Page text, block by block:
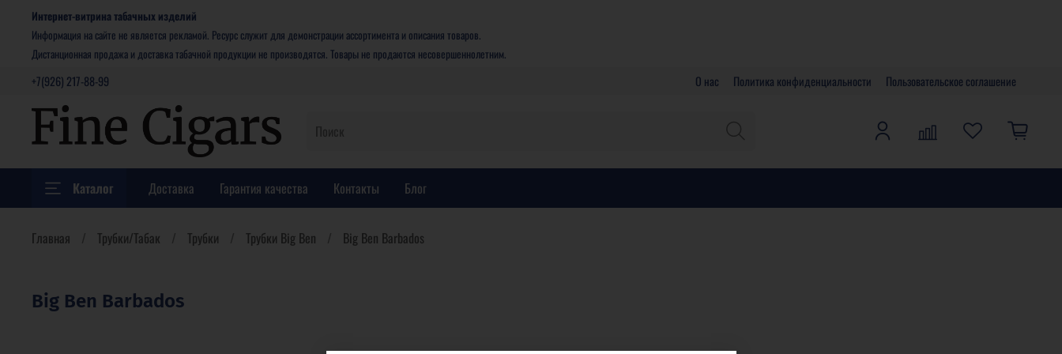
Интернет-витрина табачных изделий
Информация на сайте не является рекламой. Ресурс служит для демонстрации ассортимента и описания товаров.
Дистанционная продажа и доставка табачной продукции не производятся. Товары не продаются несовершеннолетним.
О нас Политика конфиденциальности Пользовательское соглашение
+7(926) 217-88-99
Каталог Доставка Гарантия качества Контакты Блог
Главная Трубки/Табак Трубки Трубки Big Ben Big Ben Barbados
Big Ben Barbados